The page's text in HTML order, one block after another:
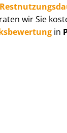
wir Sie
in